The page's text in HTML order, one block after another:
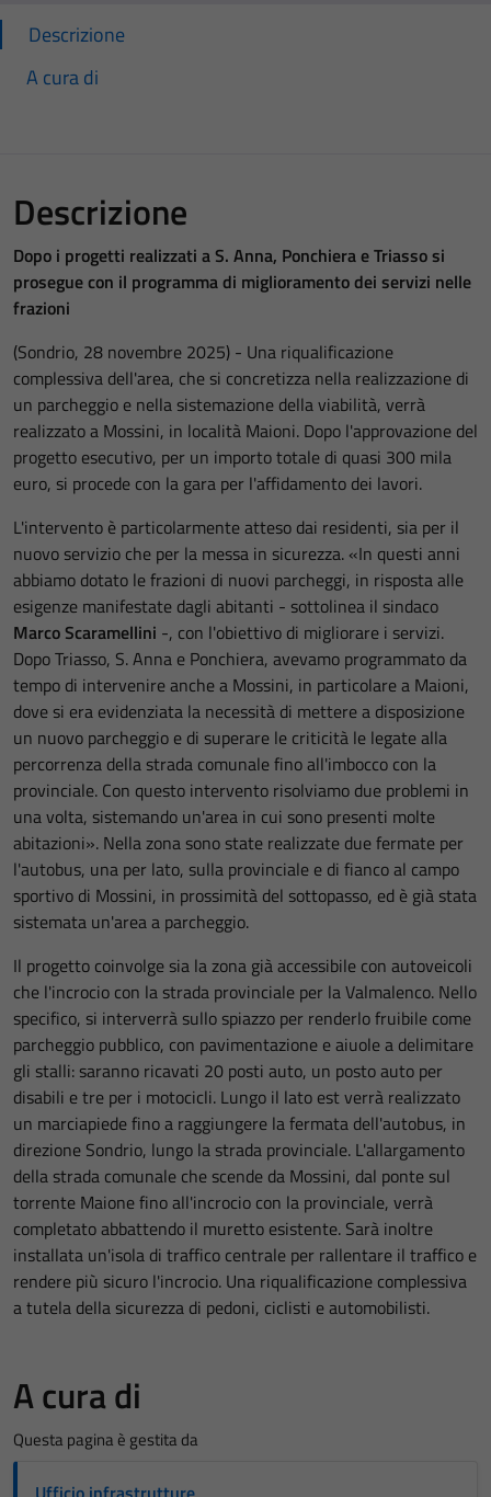
Descrizione
A cura di
Descrizione
Dopo i progetti realizzati a S. Anna, Ponchiera e Triasso si
prosegue con il programma di miglioramento dei servizi nelle
frazioni
(Sondrio, 28 novembre 2025) - Una riqualificazione
complessiva dell'area, che si concretizza nella realizzazione di
un parcheggio e nella sistemazione della viabilità, verrà
realizzato a Mossini, in località Maioni. Dopo l'approvazione del
progetto esecutivo, per un importo totale di quasi 300 mila
euro, si procede con la gara per l'affidamento dei lavori.
L'intervento è particolarmente atteso dai residenti, sia per il
nuovo servizio che per la messa in sicurezza. «In questi anni
abbiamo dotato le frazioni di nuovi parcheggi, in risposta alle
esigenze manifestate dagli abitanti - sottolinea il sindaco
Marco Scaramellini -, con l'obiettivo di migliorare i servizi.
Dopo Triasso, S. Anna e Ponchiera, avevamo programmato da
tempo di intervenire anche a Mossini, in particolare a Maioni,
dove si era evidenziata la necessità di mettere a disposizione
un nuovo parcheggio e di superare le criticità le legate alla
percorrenza della strada comunale fino all'imbocco con la
provinciale. Con questo intervento risolviamo due problemi in
una volta, sistemando un'area in cui sono presenti molte
abitazioni». Nella zona sono state realizzate due fermate per
l'autobus, una per lato, sulla provinciale e di fianco al campo
sportivo di Mossini, in prossimità del sottopasso, ed è già stata
sistemata un'area a parcheggio.
Il progetto coinvolge sia la zona già accessibile con autoveicoli
che l'incrocio con la strada provinciale per la Valmalenco. Nello
specifico, si interverrà sullo spiazzo per renderlo fruibile come
parcheggio pubblico, con pavimentazione e aiuole a delimitare
gli stalli: saranno ricavati 20 posti auto, un posto auto per
disabili e tre per i motocicli. Lungo il lato est verrà realizzato
un marciapiede fino a raggiungere la fermata dell'autobus, in
direzione Sondrio, lungo la strada provinciale. L'allargamento
della strada comunale che scende da Mossini, dal ponte sul
torrente Maione fino all'incrocio con la provinciale, verrà
completato abbattendo il muretto esistente. Sarà inoltre
installata un'isola di traffico centrale per rallentare il traffico e
rendere più sicuro l'incrocio. Una riqualificazione complessiva
a tutela della sicurezza di pedoni, ciclisti e automobilisti.
A cura di
Questa pagina è gestita da